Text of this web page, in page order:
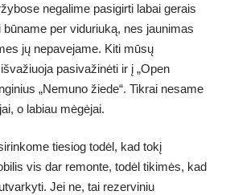
negalime pasigirti labai gerais
per viduriuką, nes jaunimas
jų nepavejame. Kiti mūsų
pasivažinėti ir į „Open
„Nemuno žiede“. Tikrai nesame
o labiau mėgėjai.
tiesiog todėl, kad tokį
vis dar remonte, todėl tikimės, kad
Jei ne, tai rezerviniu